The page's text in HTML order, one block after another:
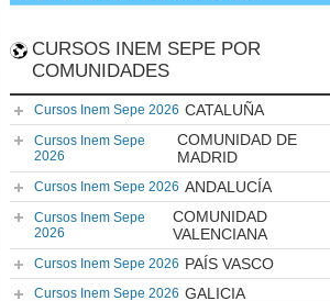
CURSOS INEM SEPE POR
COMUNIDADES
Cursos Inem Sepe 2026 CATALUÑA
Cursos Inem Sepe
2026
COMUNIDAD DE
MADRID
Cursos Inem Sepe 2026 ANDALUCÍA
Cursos Inem Sepe
2026
COMUNIDAD
VALENCIANA
Cursos Inem Sepe 2026 PAÍS VASCO
Cursos Inem Sepe 2026 GALICIA